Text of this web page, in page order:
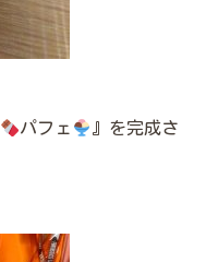
パフェ
』を完成さ